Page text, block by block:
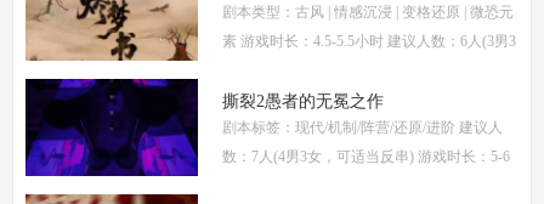
信公
剧本类型：古风 | 情感沉浸 | 变格还原 | 微恐元
素 游戏时长：4.5-5.5小时 建议人数：6人(3男3
风故事、情感细腻、偏好剧情还原的玩家 《烬
梦
撕裂2愚者的无冕之作
剧本标签：现代/机制/阵营/还原/进阶 建议人
数：7人(4男3女，可适当反串) 游戏时长：5-6